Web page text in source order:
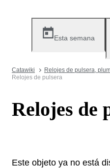
Esta semana
Catawiki
Relojes de pulsera,
Relojes de pulsera
Relojes de
Este objeto ya no está